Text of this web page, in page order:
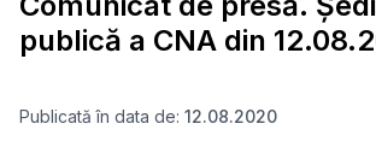
publică a CNA din
Publicată în data de: 12.08.2020